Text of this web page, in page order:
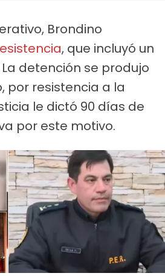
Brondino
, que incluyó un
detención se produjo
por resistencia a la
le dictó 90 días de
por este motivo.